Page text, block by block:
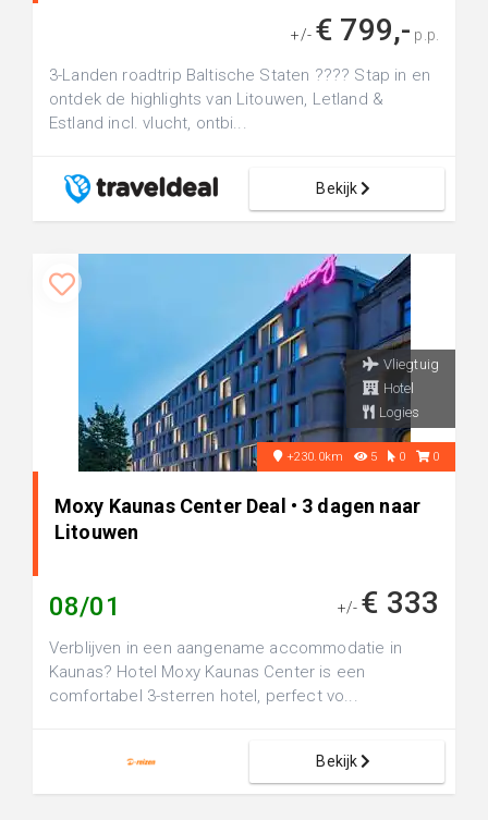
+/- € 799,- p.p.
3-Landen roadtrip Baltische Staten ???? Stap in en
ontdek de highlights van Litouwen, Letland &
Estland incl. vlucht, ontbi...
Bekijk
Vliegtuig
Hotel
Logies
+230.0km 5 0 0
Moxy Kaunas Center Deal • 3 dagen naar
Litouwen
08/01 +/- € 333
Verblijven in een aangename accommodatie in
Kaunas? Hotel Moxy Kaunas Center is een
comfortabel 3-sterren hotel, perfect vo...
Bekijk